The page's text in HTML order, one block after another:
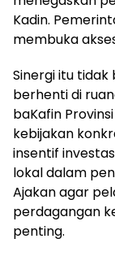
Kadin.
membuka
Sinergi itu
berhenti di
baKafin
kebijakan
insentif
lokal dalam
Ajakan agar
perdagangan
penting.